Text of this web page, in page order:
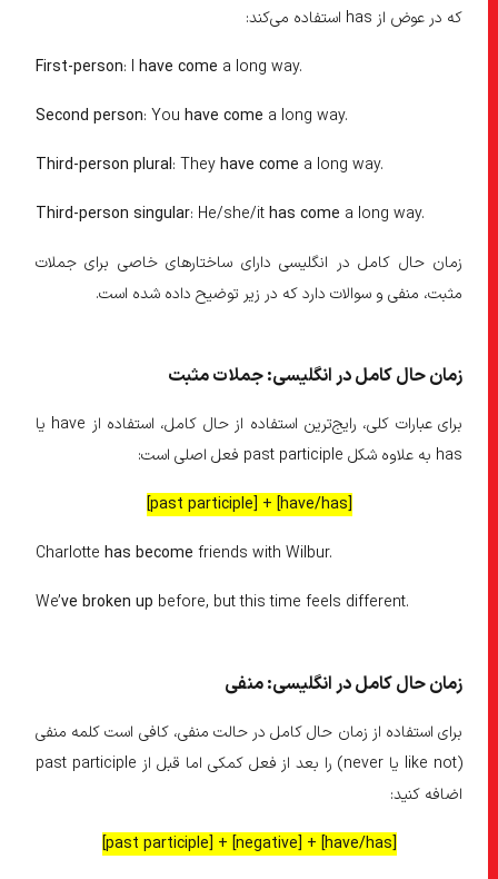
که در عوض از has استفاده می‌کند:
First-person : Ihave come a long way.
Second person: Youhave comea long way.
Third-person plural: Theyhave comea long way.
Third-person singular: He/she/ithas comea long way.
زمان حال کامل در انگلیسی دارای ساختارهای خاصی برای جملات
مثبت، منفی و سوالات دارد که در زیر توضیح داده شده است.
زمان حال کامل در انگلیسی: جملات مثبت
برای عبارات کلی، رایج‌ترین استفاده از حال کامل، استفاده از have یا
has به علاوه شکل past participle فعل اصلی است:
Charlottehas becomefriends with Wilbur.
We’ve broken upbefore, but this time feels different.
زمان حال کامل در انگلیسی: منفی
برای استفاده از زمان حال کامل در حالت منفی، کافی است کلمه منفی
(like not یا never) را بعد از فعل کمکی اما قبل از past participle
اضافه کنید: